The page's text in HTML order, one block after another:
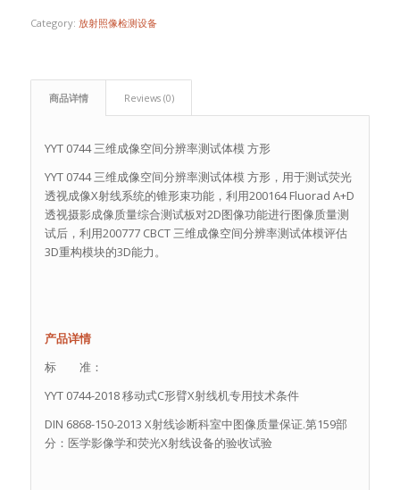
Category: 放射照像检测设备
商品详情 Reviews (0)
YYT 0744 三维成像空间分辨率测试体模 方形
YYT 0744 三维成像空间分辨率测试体模 方形，用于测试荧光
透视成像X射线系统的锥形束功能，利用200164 Fluorad A+D
透视摄影成像质量综合测试板对2D图像功能进行图像质量测
试后，利用200777 CBCT 三维成像空间分辨率测试体模评估
3D重构模块的3D能力。
产品详情
标 准：
YYT 0744-2018 移动式C形臂X射线机专用技术条件
DIN 6868-150-2013 X射线诊断科室中图像质量保证.第159部
分：医学影像学和荧光X射线设备的验收试验